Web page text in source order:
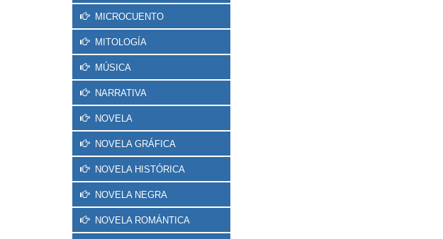
MICROCUENTO
MITOLOGÍA
MÚSICA
NARRATIVA
NOVELA
NOVELA GRÁFICA
NOVELA HISTÓRICA
NOVELA NEGRA
NOVELA ROMÁNTICA